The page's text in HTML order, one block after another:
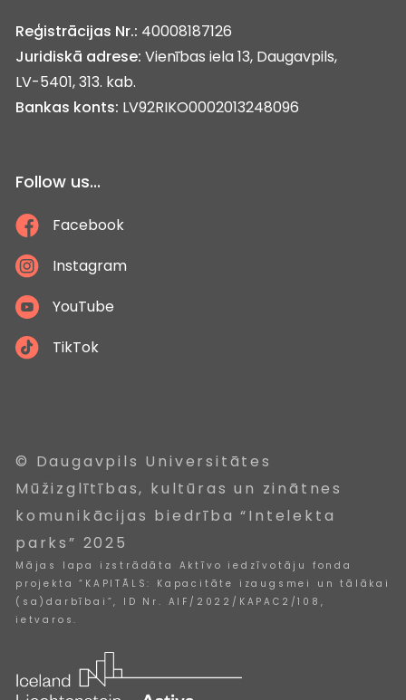
Reģistrācijas Nr.: 40008187126
Juridiskā adrese: Vienības iela 13, Daugavpils,
LV-5401, 313. kab.
Bankas konts: LV92RIKO0002013248096
Follow us...
Facebook
Instagram
YouTube
TikTok
© Daugavpils Universitātes
Mūžizglītības, kultūras un zinātnes
komunikācijas biedrība “Intelekta
parks” 2025
Mājas lapa izstrādāta Aktīvo iedzīvotāju fonda
projekta “KAPITĀLS: Kapacitāte izaugsmei un tālākai
(sa)darbībai”, ID Nr. AIF/2022/KAPAC2/108,
ietvaros.